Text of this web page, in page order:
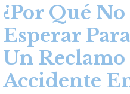
¿Por Qué
Esperar
Un Reclamo
Accidente